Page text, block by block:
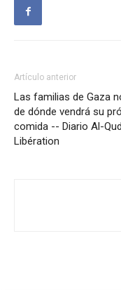
Artículo anterior
Las familias de Gaza
de dónde vendrá su
comida -- Diario Al-
Libération